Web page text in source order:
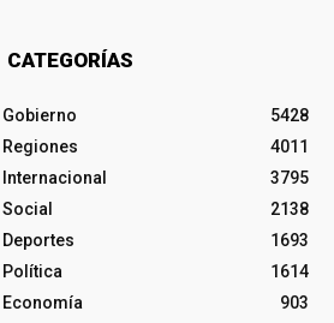
CATEGORÍAS
Gobierno
5428
Regiones
4011
Internacional
3795
Social
2138
Deportes
1693
Política
1614
Economía
903